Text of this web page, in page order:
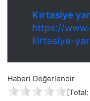
Kırtasiye
https://
kirtasiye-
Haberi Değerlendir
[Total: